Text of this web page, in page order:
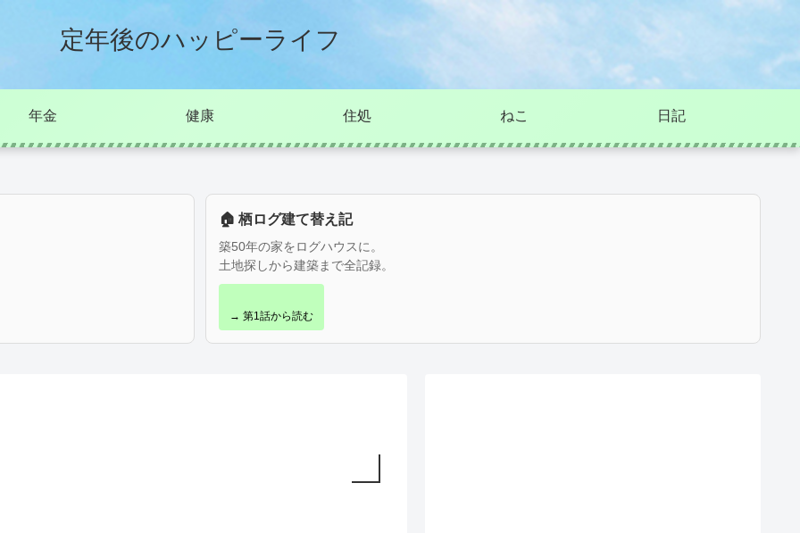
定年後のハッピーライフ
年金 健康 住処 ねこ 日記
🏠 栖ログ建て替え記
築50年の家をログハウスに。
土地探しから建築まで全記録。
→ 第1話から読む